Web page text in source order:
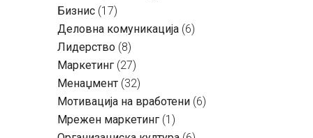
Бизнис (17)
Деловна комуникација (6)
Лидерство (8)
Маркетинг (27)
Менаџмент (32)
Мотивација на вработени (6)
Мрежен маркетинг (1)